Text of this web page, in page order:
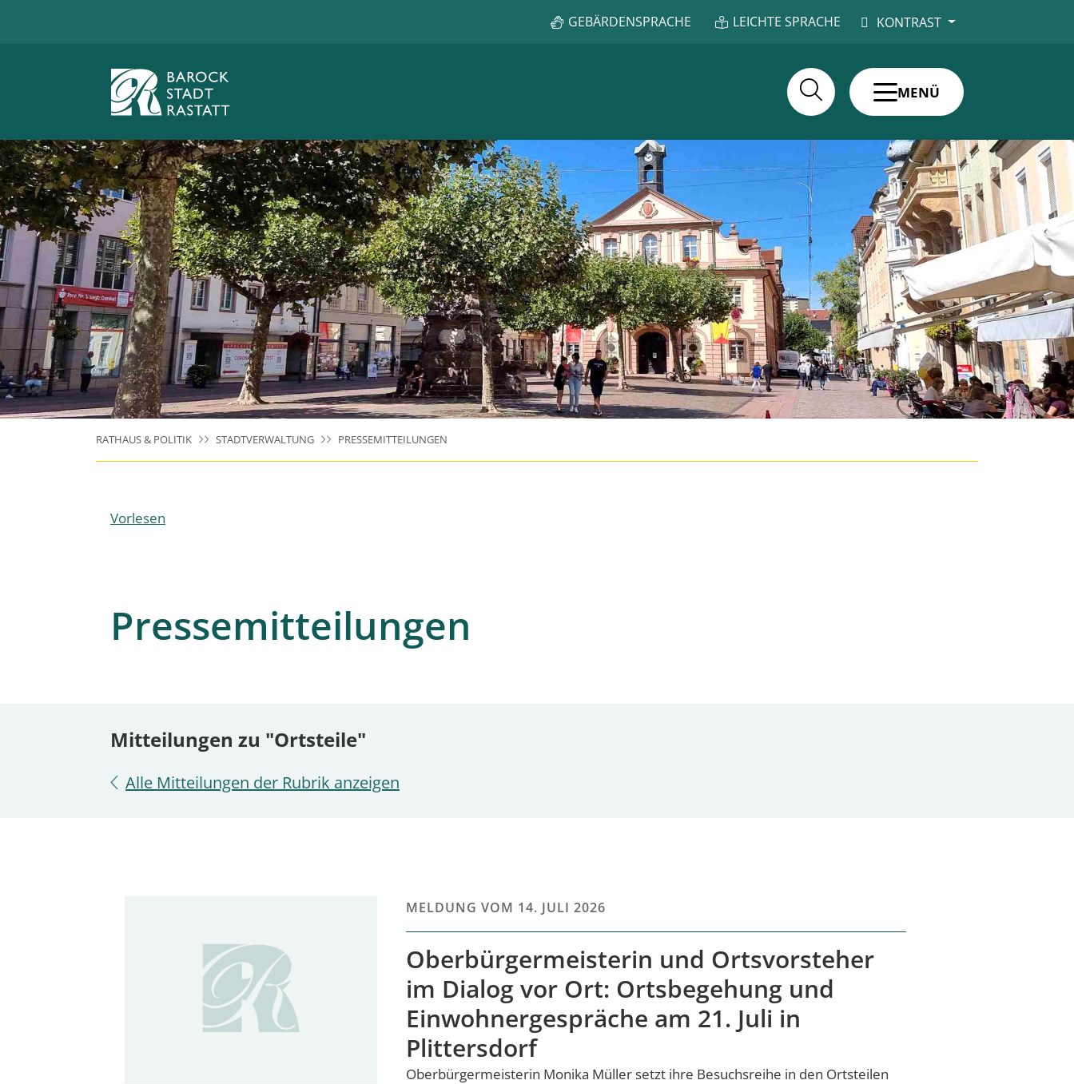
GEBÄRDENSPRACHE LEICHTE SPRACHE KONTRAST
MENÜ
RATHAUS & POLITIK STADTVERWALTUNG PRESSEMITTEILUNGEN
Vorlesen
Pressemitteilungen
Mitteilungen zu "Ortsteile"
Alle Mitteilungen der Rubrik anzeigen
MELDUNG VOM 14. JULI 2026
Oberbürgermeisterin und Ortsvorsteher
im Dialog vor Ort: Ortsbegehung und
Einwohnergespräche am 21. Juli in
Plittersdorf
Oberbürgermeisterin Monika Müller setzt ihre Besuchsreihe in den Ortsteilen